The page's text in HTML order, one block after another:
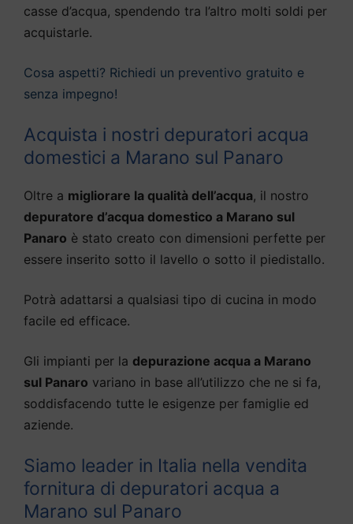
casse d’acqua, spendendo tra l’altro molti soldi per
acquistarle.
Cosa aspetti? Richiedi un preventivo gratuito e
senza impegno!
Acquista i nostri depuratori acqua
domestici a Marano sul Panaro
Oltre a migliorare la qualità dell’acqua, il nostro
depuratore d’acqua domestico a Marano sul
Panaro è stato creato con dimensioni perfette per
essere inserito sotto il lavello o sotto il piedistallo.
Potrà adattarsi a qualsiasi tipo di cucina in modo
facile ed efficace.
Gli impianti per la depurazione acqua a Marano
sul Panaro variano in base all’utilizzo che ne si fa,
soddisfacendo tutte le esigenze per famiglie ed
aziende.
Siamo leader in Italia nella vendita
fornitura di depuratori acqua a
Marano sul Panaro